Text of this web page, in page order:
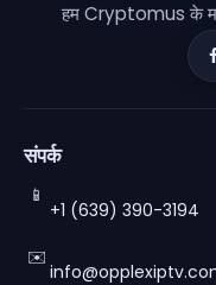
हम Cryptomus के
संपर्क
📱
+1 (639) 390-3194
✉️